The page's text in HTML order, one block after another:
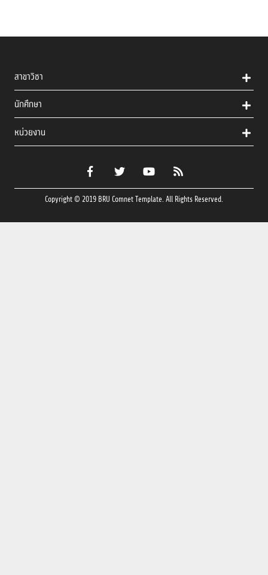
สาขาวิชา
นักศึกษา
หน่วยงาน
Copyright © 2019 BRU Comnet Template. All Rights Reserved.